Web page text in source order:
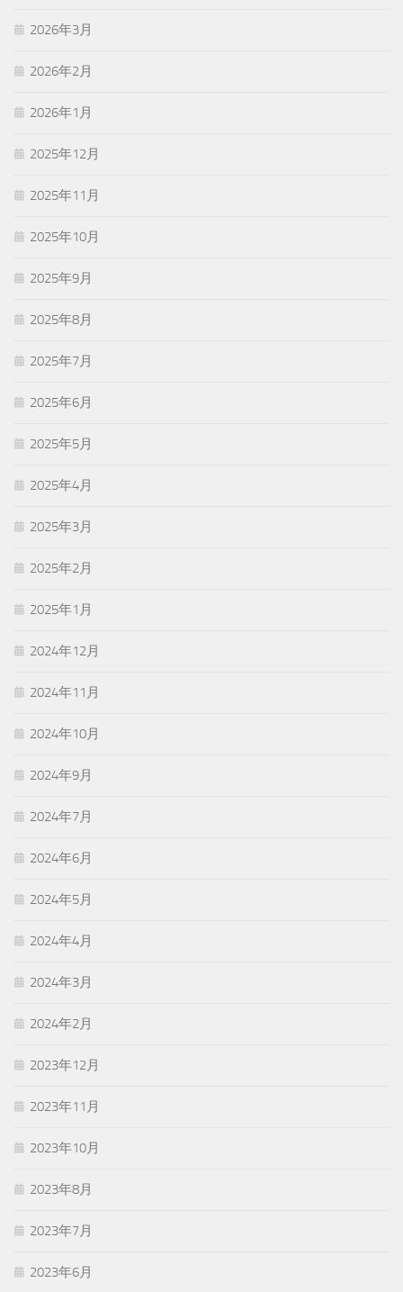
2026年3月
2026年2月
2026年1月
2025年12月
2025年11月
2025年10月
2025年9月
2025年8月
2025年7月
2025年6月
2025年5月
2025年4月
2025年3月
2025年2月
2025年1月
2024年12月
2024年11月
2024年10月
2024年9月
2024年7月
2024年6月
2024年5月
2024年4月
2024年3月
2024年2月
2023年12月
2023年11月
2023年10月
2023年8月
2023年7月
2023年6月